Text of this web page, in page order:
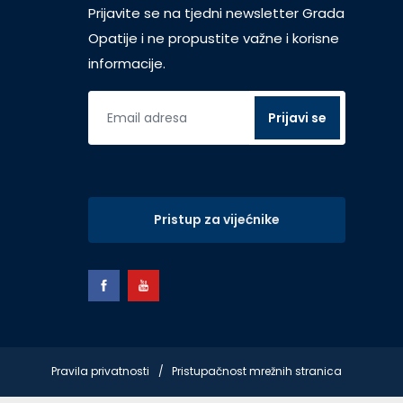
Prijavite se na tjedni newsletter Grada
Opatije i ne propustite važne i korisne
informacije.
Pristup za vijećnike
Pravila privatnosti Pristupačnost mrežnih stranica